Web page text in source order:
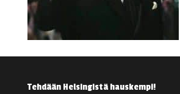
Tehdään Helsingistä hauskempi!